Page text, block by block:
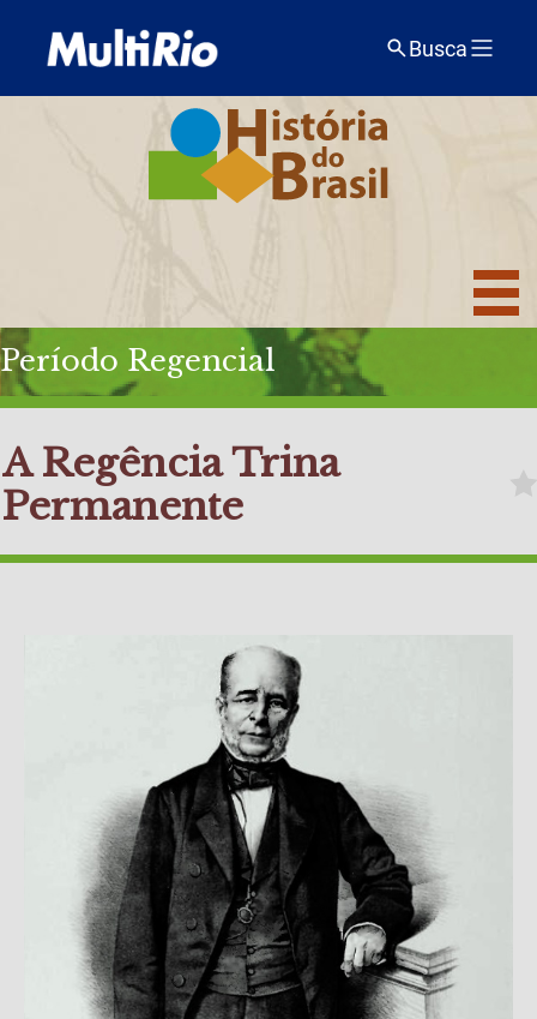
Busca
Período Regencial
A Regência Trina
Permanente